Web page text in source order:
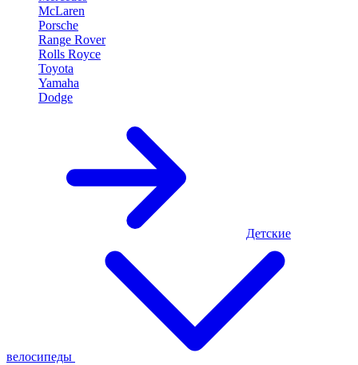
McLaren
Porsche
Range Rover
Rolls Royce
Toyota
Yamaha
Dodge
Детские
велосипеды